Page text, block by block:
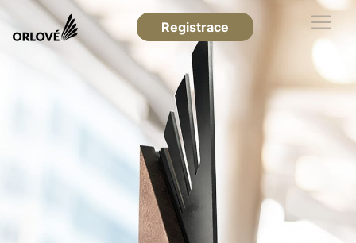
Registrace